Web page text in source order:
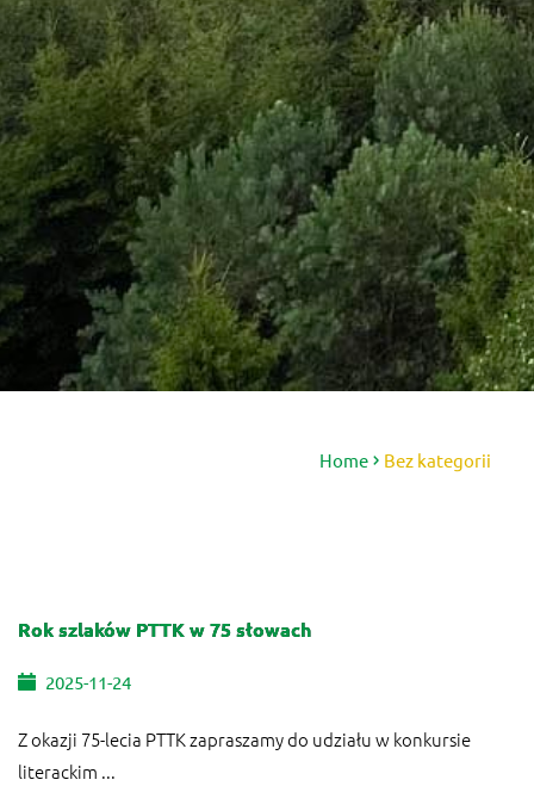
Home Bez kategorii
Rok szlaków PTTK w 75 słowach
2025-11-24
Z okazji 75-lecia PTTK zapraszamy do udziału w konkursie
literackim ...